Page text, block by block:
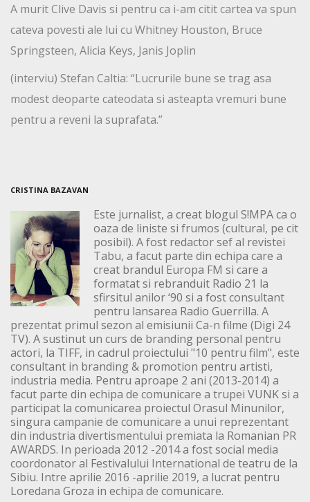
A murit Clive Davis si pentru ca i-am citit cartea va spun
cateva povesti ale lui cu Whitney Houston, Bruce
Springsteen, Alicia Keys, Janis Joplin
(interviu) Stefan Caltia: “Lucrurile bune se trag asa
modest deoparte cateodata si asteapta vremuri bune
pentru a reveni la suprafata.”
CRISTINA BAZAVAN
Este jurnalist, a creat blogul S!MPA ca o
oaza de liniste si frumos (cultural, pe cit
posibil). A fost redactor sef al revistei
Tabu, a facut parte din echipa care a
creat brandul Europa FM si care a
formatat si rebranduit Radio 21 la
sfirsitul anilor ‘90 si a fost consultant
pentru lansarea Radio Guerrilla. A
prezentat primul sezon al emisiunii Ca-n filme (Digi 24
TV). A sustinut un curs de branding personal pentru
actori, la TIFF, in cadrul proiectului "10 pentru film", este
consultant in branding & promotion pentru artisti,
industria media. Pentru aproape 2 ani (2013-2014) a
facut parte din echipa de comunicare a trupei VUNK si a
participat la comunicarea proiectul Orasul Minunilor,
singura campanie de comunicare a unui reprezentant
din industria divertismentului premiata la Romanian PR
AWARDS. In perioada 2012 -2014 a fost social media
coordonator al Festivalului International de teatru de la
Sibiu. Intre aprilie 2016 -aprilie 2019, a lucrat pentru
Loredana Groza in echipa de comunicare.